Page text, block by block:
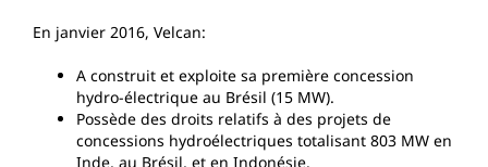
En janvier 2016, Velcan:
A construit et exploite sa première concession
hydro-électrique au Brésil (15 MW).
Possède des droits relatifs à des projets de
concessions hydroélectriques totalisant 803 MW en
Inde, au Brésil, et en Indonésie.